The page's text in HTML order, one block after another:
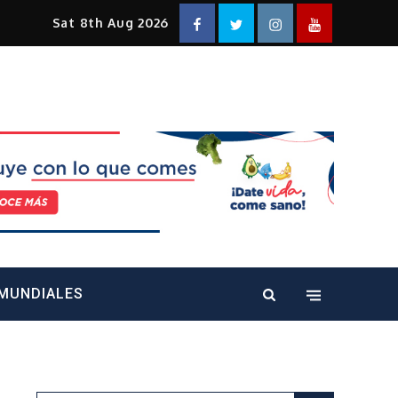
Sat 8th Aug 2026 FacebookTwitterInstagramYouTube